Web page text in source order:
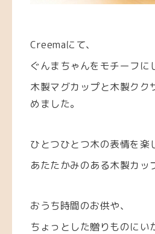
Creemaにて、
ぐんまちゃんをモチーフに
木製マグカップと木製クク
めました。
ひとつひとつ木の表情を楽
あたたかみのある木製カッ
おうち時間のお供や、
ちょっとした贈りものにい